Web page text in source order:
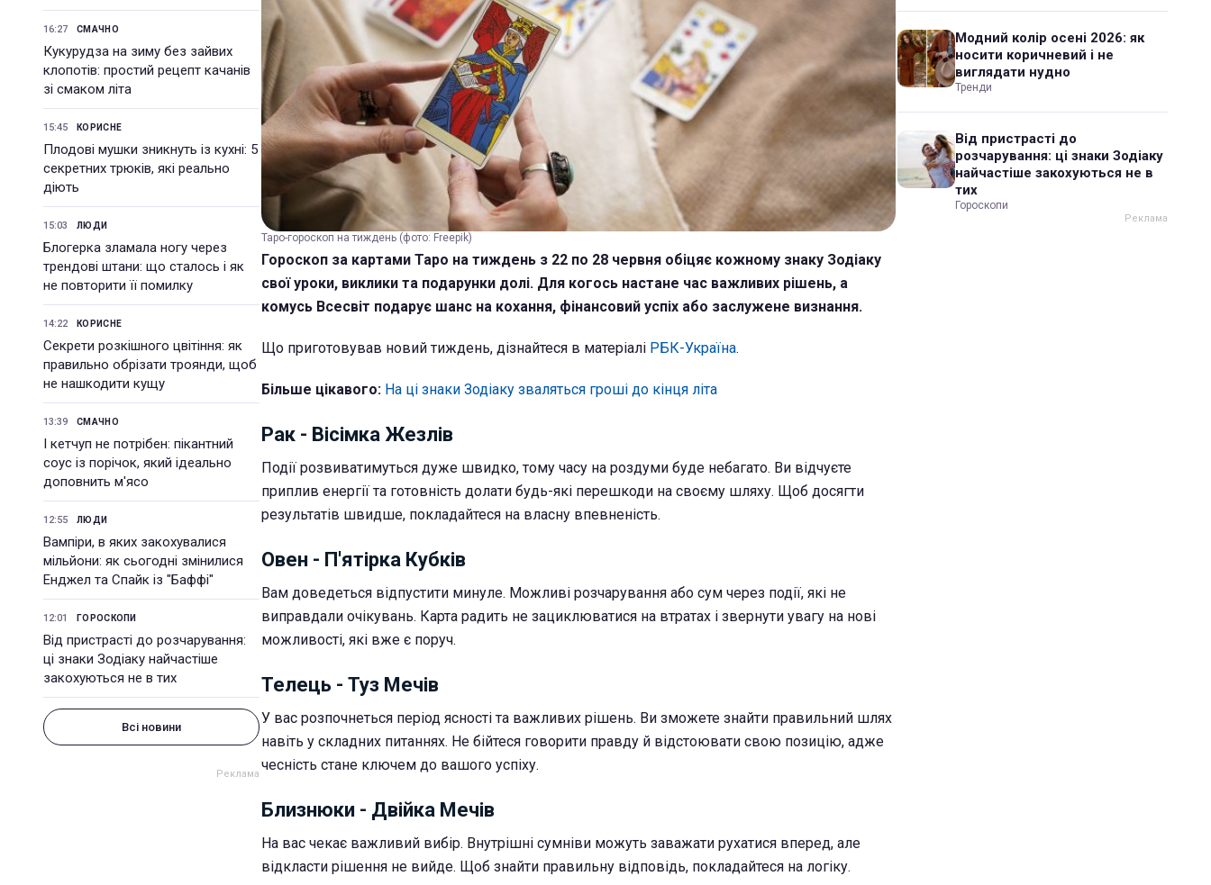
16:27 СМАЧНО
Кукурудза на зиму без зайвих
клопотів: простий рецепт качанів
зі смаком літа
15:45 КОРИСНЕ
Плодові мушки зникнуть із кухні: 5
секретних трюків, які реально
діють
15:03 ЛЮДИ
Блогерка зламала ногу через
трендові штани: що сталось і як
не повторити її помилку
14:22 КОРИСНЕ
Секрети розкішного цвітіння: як
правильно обрізати троянди, щоб
не нашкодити кущу
13:39 СМАЧНО
І кетчуп не потрібен: пікантний
соус із порічок, який ідеально
доповнить м'ясо
12:55 ЛЮДИ
Вампіри, в яких закохувалися
мільйони: як сьогодні змінилися
Енджел та Спайк із "Баффі"
12:01 ГОРОСКОПИ
Від пристрасті до розчарування:
ці знаки Зодіаку найчастіше
закохуються не в тих
Всі новини
Таро-гороскоп на тиждень (фото: Freepik)
Гороскоп за картами Таро на тиждень з 22 по 28 червня обіцяє кожному знаку Зодіаку
свої уроки, виклики та подарунки долі. Для когось настане час важливих рішень, а
комусь Всесвіт подарує шанс на кохання, фінансовий успіх або заслужене визнання.
Що приготовував новий тиждень, дізнайтеся в матеріалі РБК-Україна.
Більше цікавого: На ці знаки Зодіаку зваляться гроші до кінця літа
Рак - Вісімка Жезлів
Події розвиватимуться дуже швидко, тому часу на роздуми буде небагато. Ви відчуєте
приплив енергії та готовність долати будь-які перешкоди на своєму шляху. Щоб досягти
результатів швидше, покладайтеся на власну впевненість.
Овен - П'ятірка Кубків
Вам доведеться відпустити минуле. Можливі розчарування або сум через події, які не
виправдали очікувань. Карта радить не зациклюватися на втратах і звернути увагу на нові
можливості, які вже є поруч.
Телець - Туз Мечів
У вас розпочнеться період ясності та важливих рішень. Ви зможете знайти правильний шлях
навіть у складних питаннях. Не бійтеся говорити правду й відстоювати свою позицію, адже
чесність стане ключем до вашого успіху.
Близнюки - Двійка Мечів
На вас чекає важливий вибір. Внутрішні сумніви можуть заважати рухатися вперед, але
відкласти рішення не вийде. Щоб знайти правильну відповідь, покладайтеся на логіку.
Модний колір осені 2026: як
носити коричневий і не
виглядати нудно
Тренди
Від пристрасті до
розчарування: ці знаки Зодіаку
найчастіше закохуються не в
тих
Гороскопи